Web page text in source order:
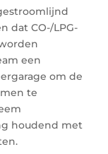
dat CO-/LPG-
een
om de
te
houdend met